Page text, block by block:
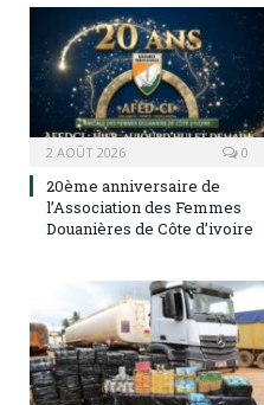
2 AOÛT 2026 0
20ème anniversaire de
l’Association des Femmes
Douanières de Côte d’ivoire